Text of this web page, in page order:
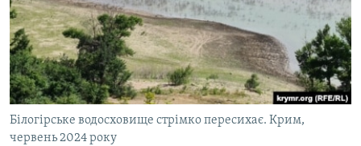
ДЕПОРТАЦІЯ
ВІДЕОУРОКИ «ELIFBE»
СВІДЧЕННЯ ОКУПАЦІЇ
УКРАЇНСЬКА ПРОБЛЕМА КРИМУ
ІНФОГРАФІКА
ЯК ОБІЙТИ БЛОКУВАННЯ
Русский
Qırımtatar
ДОЛУЧАЙСЯ!
Білогірське водосховище стрімко пересихає. Крим,
червень 2024 року